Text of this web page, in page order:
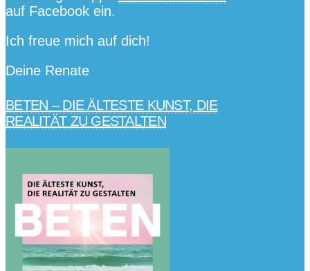
auf Facebook ein.
Ich freue mich auf dich!
Deine Renate
BETEN – DIE ÄLTESTE KUNST, DIE
REALITÄT ZU GESTALTEN